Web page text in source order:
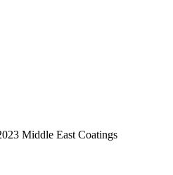
Middle East Coatings